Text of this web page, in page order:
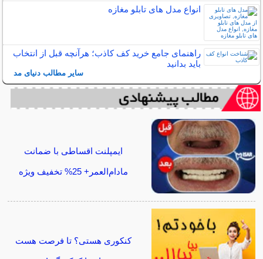
انواع مدل های تابلو مغازه
راهنمای جامع خرید کف کاذب؛ هرآنچه قبل از انتخاب
باید بدانید
سایر مطالب دنیای مد
ایمپلنت اقساطی با ضمانت
مادام‌العمر+ 25% تخفیف ویژه
کنکوری هستی؟ تا فرصت هست